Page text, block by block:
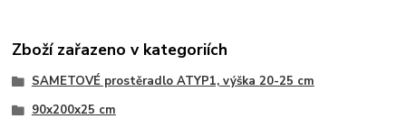
Zboží zařazeno v kategoriích
SAMETOVÉ prostěradlo ATYP1, výška 20-25 cm
90x200x25 cm